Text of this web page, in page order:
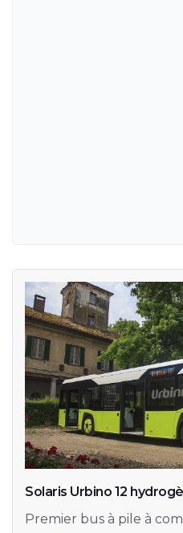
Solaris Urbino 12
Premier bus à pile à